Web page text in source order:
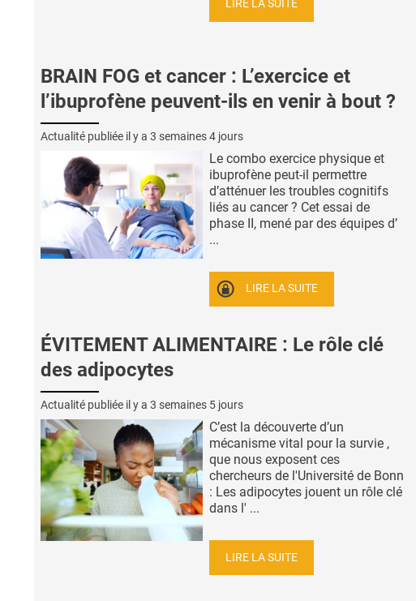
LIRE LA SUITE
BRAIN FOG et cancer : L’exercice et
l’ibuprofène peuvent-ils en venir à bout ?
Actualité publiée il y a 3 semaines 4 jours
Le combo exercice physique et
ibuprofène peut-il permettre
d’atténuer les troubles cognitifs
liés au cancer ? Cet essai de
phase II, mené par des équipes d’
...
LIRE LA SUITE
ÉVITEMENT ALIMENTAIRE : Le rôle clé
des adipocytes
Actualité publiée il y a 3 semaines 5 jours
C’est la découverte d’un
mécanisme vital pour la survie ,
que nous exposent ces
chercheurs de l'Université de Bonn
: Les adipocytes jouent un rôle clé
dans l' ...
LIRE LA SUITE